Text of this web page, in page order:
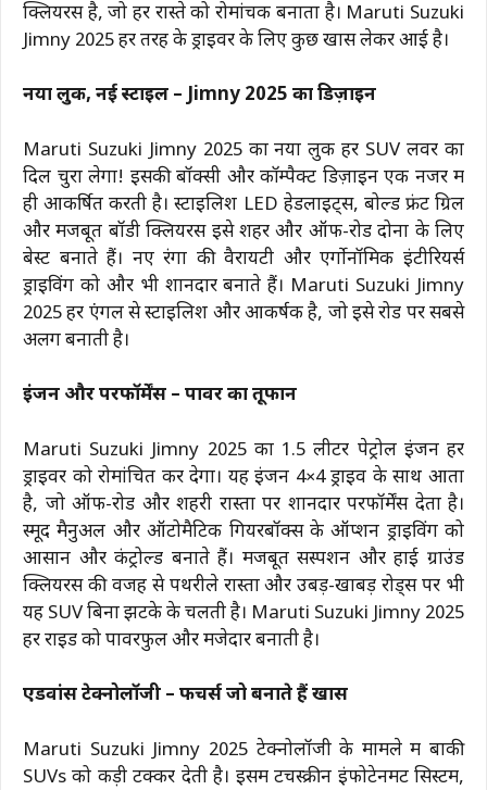
क्लियरेंस है, जो हर रास्ते को रोमांचक बनाता है। Maruti Suzuki
Jimny 2025 हर तरह के ड्राइवर के लिए कुछ खास लेकर आई है।
नया लुक, नई स्टाइल – Jimny 2025 का डिज़ाइन
Maruti Suzuki Jimny 2025 का नया लुक हर SUV लवर का
दिल चुरा लेगा! इसकी बॉक्सी और कॉम्पैक्ट डिज़ाइन एक नजर में
ही आकर्षित करती है। स्टाइलिश LED हेडलाइट्स, बोल्ड फ्रंट ग्रिल
और मजबूत बॉडी क्लियरेंस इसे शहर और ऑफ-रोड दोनों के लिए
बेस्ट बनाते हैं। नए रंगों की वैरायटी और एर्गोनॉमिक इंटीरियर्स
ड्राइविंग को और भी शानदार बनाते हैं। Maruti Suzuki Jimny
2025 हर एंगल से स्टाइलिश और आकर्षक है, जो इसे रोड पर सबसे
अलग बनाती है।
इंजन और परफॉर्मेंस – पावर का तूफान
Maruti Suzuki Jimny 2025 का 1.5 लीटर पेट्रोल इंजन हर
ड्राइवर को रोमांचित कर देगा। यह इंजन 4×4 ड्राइव के साथ आता
है, जो ऑफ-रोड और शहरी रास्तों पर शानदार परफॉर्मेंस देता है।
स्मूद मैनुअल और ऑटोमैटिक गियरबॉक्स के ऑप्शन ड्राइविंग को
आसान और कंट्रोल्ड बनाते हैं। मजबूत सस्पेंशन और हाई ग्राउंड
क्लियरेंस की वजह से पथरीले रास्तों और उबड़-खाबड़ रोड्स पर भी
यह SUV बिना झटके के चलती है। Maruti Suzuki Jimny 2025
हर राइड को पावरफुल और मजेदार बनाती है।
एडवांस टेक्नोलॉजी – फीचर्स जो बनाते हैं खास
Maruti Suzuki Jimny 2025 टेक्नोलॉजी के मामले में बाकी
SUVs को कड़ी टक्कर देती है। इसमें टचस्क्रीन इंफोटेनमेंट सिस्टम,